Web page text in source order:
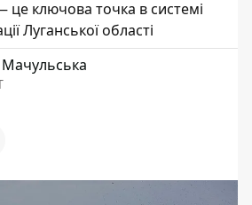
це ключова точка в системі
Луганської області